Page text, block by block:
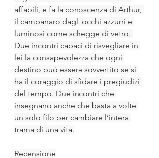
affabili, e fa la conoscenza di Arthur,
il campanaro dagli occhi azzurri e
luminosi come schegge di vetro.
Due incontri capaci di risvegliare in
lei la consapevolezza che ogni
destino può essere sovvertito se si
ha il coraggio di sfidare i pregiudizi
del tempo. Due incontri che
insegnano anche che basta a volte
un solo filo per cambiare l’intera
trama di una vita.
Recensione